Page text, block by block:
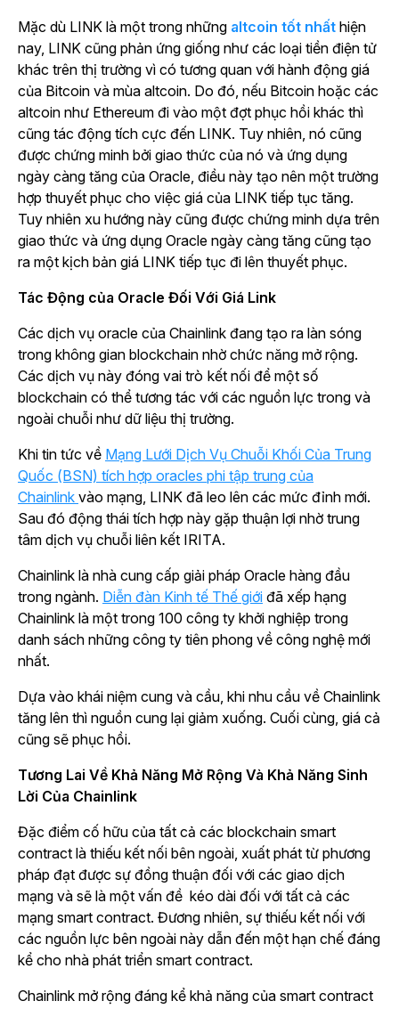
Mặc dù LINK là một trong những altcoin tốt nhất hiện
nay, LINK cũng phản ứng giống như các loại tiền điện tử
khác trên thị trường vì có tương quan với hành động giá
của Bitcoin và mùa altcoin. Do đó, nếu Bitcoin hoặc các
altcoin như Ethereum đi vào một đợt phục hồi khác thì
cũng tác động tích cực đến LINK. Tuy nhiên, nó cũng
được chứng minh bởi giao thức của nó và ứng dụng
ngày càng tăng của Oracle, điều này tạo nên một trường
hợp thuyết phục cho việc giá của LINK tiếp tục tăng.
Tuy nhiên xu hướng này cũng được chứng minh dựa trên
giao thức và ứng dụng Oracle ngày càng tăng cũng tạo
ra một kịch bản giá LINK tiếp tục đi lên thuyết phục.
Tác Động của Oracle Đối Với Giá Link
Các dịch vụ oracle của Chainlink đang tạo ra làn sóng
trong không gian blockchain nhờ chức năng mở rộng.
Các dịch vụ này đóng vai trò kết nối để một số
blockchain có thể tương tác với các nguồn lực trong và
ngoài chuỗi như dữ liệu thị trường.
Khi tin tức về Mạng Lưới Dịch Vụ Chuỗi Khối Của Trung
Quốc (BSN) tích hợp oracles phi tập trung của
Chainlink vào mạng, LINK đã leo lên các mức đỉnh mới.
Sau đó động thái tích hợp này gặp thuận lợi nhờ trung
tâm dịch vụ chuỗi liên kết IRITA.
Chainlink là nhà cung cấp giải pháp Oracle hàng đầu
trong ngành. Diễn đàn Kinh tế Thế giới đã xếp hạng
Chainlink là một trong 100 công ty khởi nghiệp trong
danh sách những công ty tiên phong về công nghệ mới
nhất.
Dựa vào khái niệm cung và cầu, khi nhu cầu về Chainlink
tăng lên thì nguồn cung lại giảm xuống. Cuối cùng, giá cả
cũng sẽ phục hồi.
Tương Lai Về Khả Năng Mở Rộng Và Khả Năng Sinh
Lời Của Chainlink
Đặc điểm cố hữu của tất cả các blockchain smart
contract là thiếu kết nối bên ngoài, xuất phát từ phương
pháp đạt được sự đồng thuận đối với các giao dịch
mạng và sẽ là một vấn đề kéo dài đối với tất cả các
mạng smart contract. Đương nhiên, sự thiếu kết nối với
các nguồn lực bên ngoài này dẫn đến một hạn chế đáng
kể cho nhà phát triển smart contract.
Chainlink mở rộng đáng kể khả năng của smart contract